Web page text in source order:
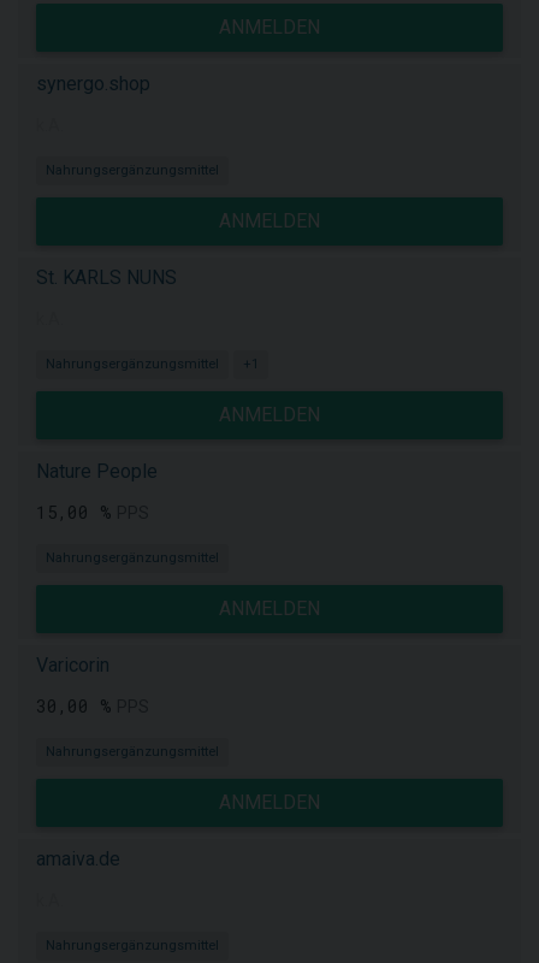
ANMELDEN
synergo.shop
Nahrungsergänzungsmittel
ANMELDEN
St. KARLS NUNS
Nahrungsergänzungsmittel +1
ANMELDEN
Nature People
15,00 %
Nahrungsergänzungsmittel
ANMELDEN
Varicorin
30,00 %
Nahrungsergänzungsmittel
ANMELDEN
amaiva.de
Nahrungsergänzungsmittel